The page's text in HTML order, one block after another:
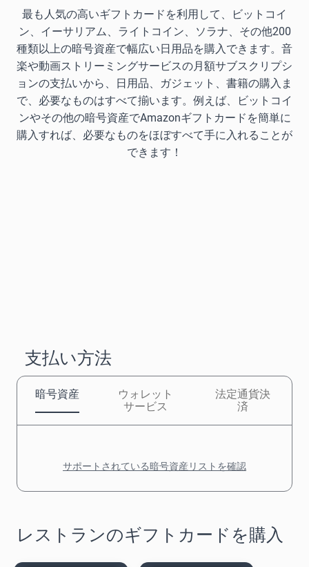
最も人気の高いギフトカードを利用して、ビットコイ
ン、イーサリアム、ライトコイン、ソラナ、その他200
種類以上の暗号資産で幅広い日用品を購入できます。音
楽や動画ストリーミングサービスの月額サブスクリプシ
ョンの支払いから、日用品、ガジェット、書籍の購入ま
で、必要なものはすべて揃います。例えば、ビットコイ
ンやその他の暗号資産でAmazonギフトカードを簡単に
購入すれば、必要なものをほぼすべて手に入れることが
できます！
支払い方法
暗号資産
ウォレット
サービス
法定通貨決
済
サポートされている暗号資産リストを確認
レストランのギフトカードを購入